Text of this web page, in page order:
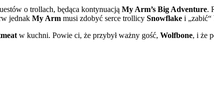
o trollach, będąca kontynuacją My Arm’s Big Adventure.
jednak My Arm musi zdobyć serce trollicy Snowflake i „zabić“
w kuchni. Powie ci, że przybył ważny gość, Wolfbone, i że